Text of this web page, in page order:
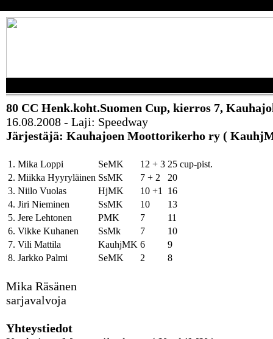
80 CC Henk.koht.Suomen Cup, kierros 7,
16.08.2008 - Laji: Speedway
Järjestäjä: Kauhajoen Moottorikerho ry (
1. Mika Loppi SeMK 12 + 3 25 cup-pist.
2. Miikka Hyyryläinen SsMK 7 + 2
20
3. Niilo Vuolas
HjMK 10 +1
16
4. Jiri Nieminen
SsMK 10
13
5. Jere Lehtonen
PMK 7
11
6. Vikke Kuhanen
SsMk 7
10
7. Vili Mattila
KauhjMK 6
9
8. Jarkko Palmi
SeMK 2 8
Mika Räsänen
sarjavalvoja
Yhteystiedot